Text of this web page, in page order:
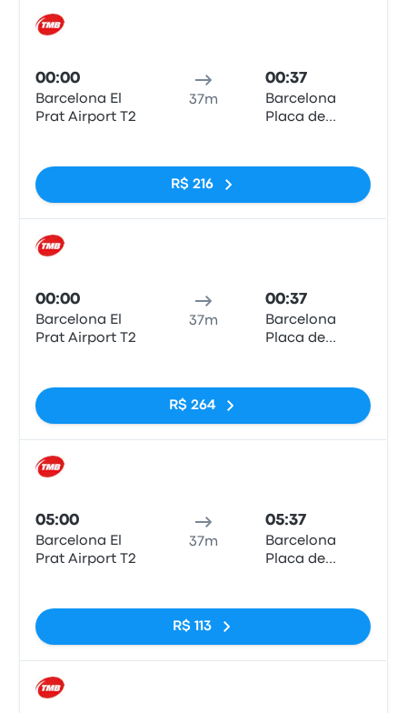
00:00
Barcelona El
Prat Airport T2
37m
00:37
Barcelona
Placa de
R$ 216
00:00
Barcelona El
Prat Airport T2
37m
00:37
Barcelona
Placa de
R$ 264
05:00
Barcelona El
Prat Airport T2
37m
05:37
Barcelona
Placa de
R$ 113